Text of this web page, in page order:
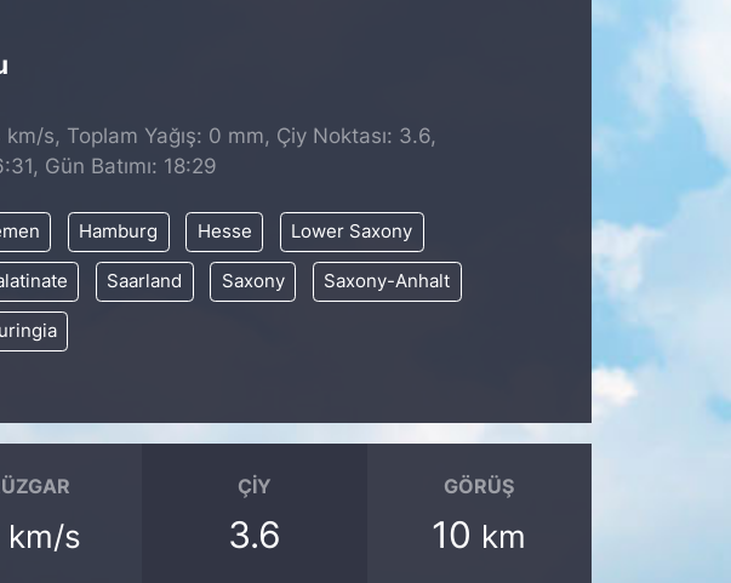
s, Toplam Yağış: 0 mm, Çiy Noktası: 3.6,
Gün Batımı: 18:29
Hamburg Hesse Lower Saxony
Saarland Saxony Saxony-Anhalt
km/s
ÇIY
3.6
GÖRÜŞ
10 km